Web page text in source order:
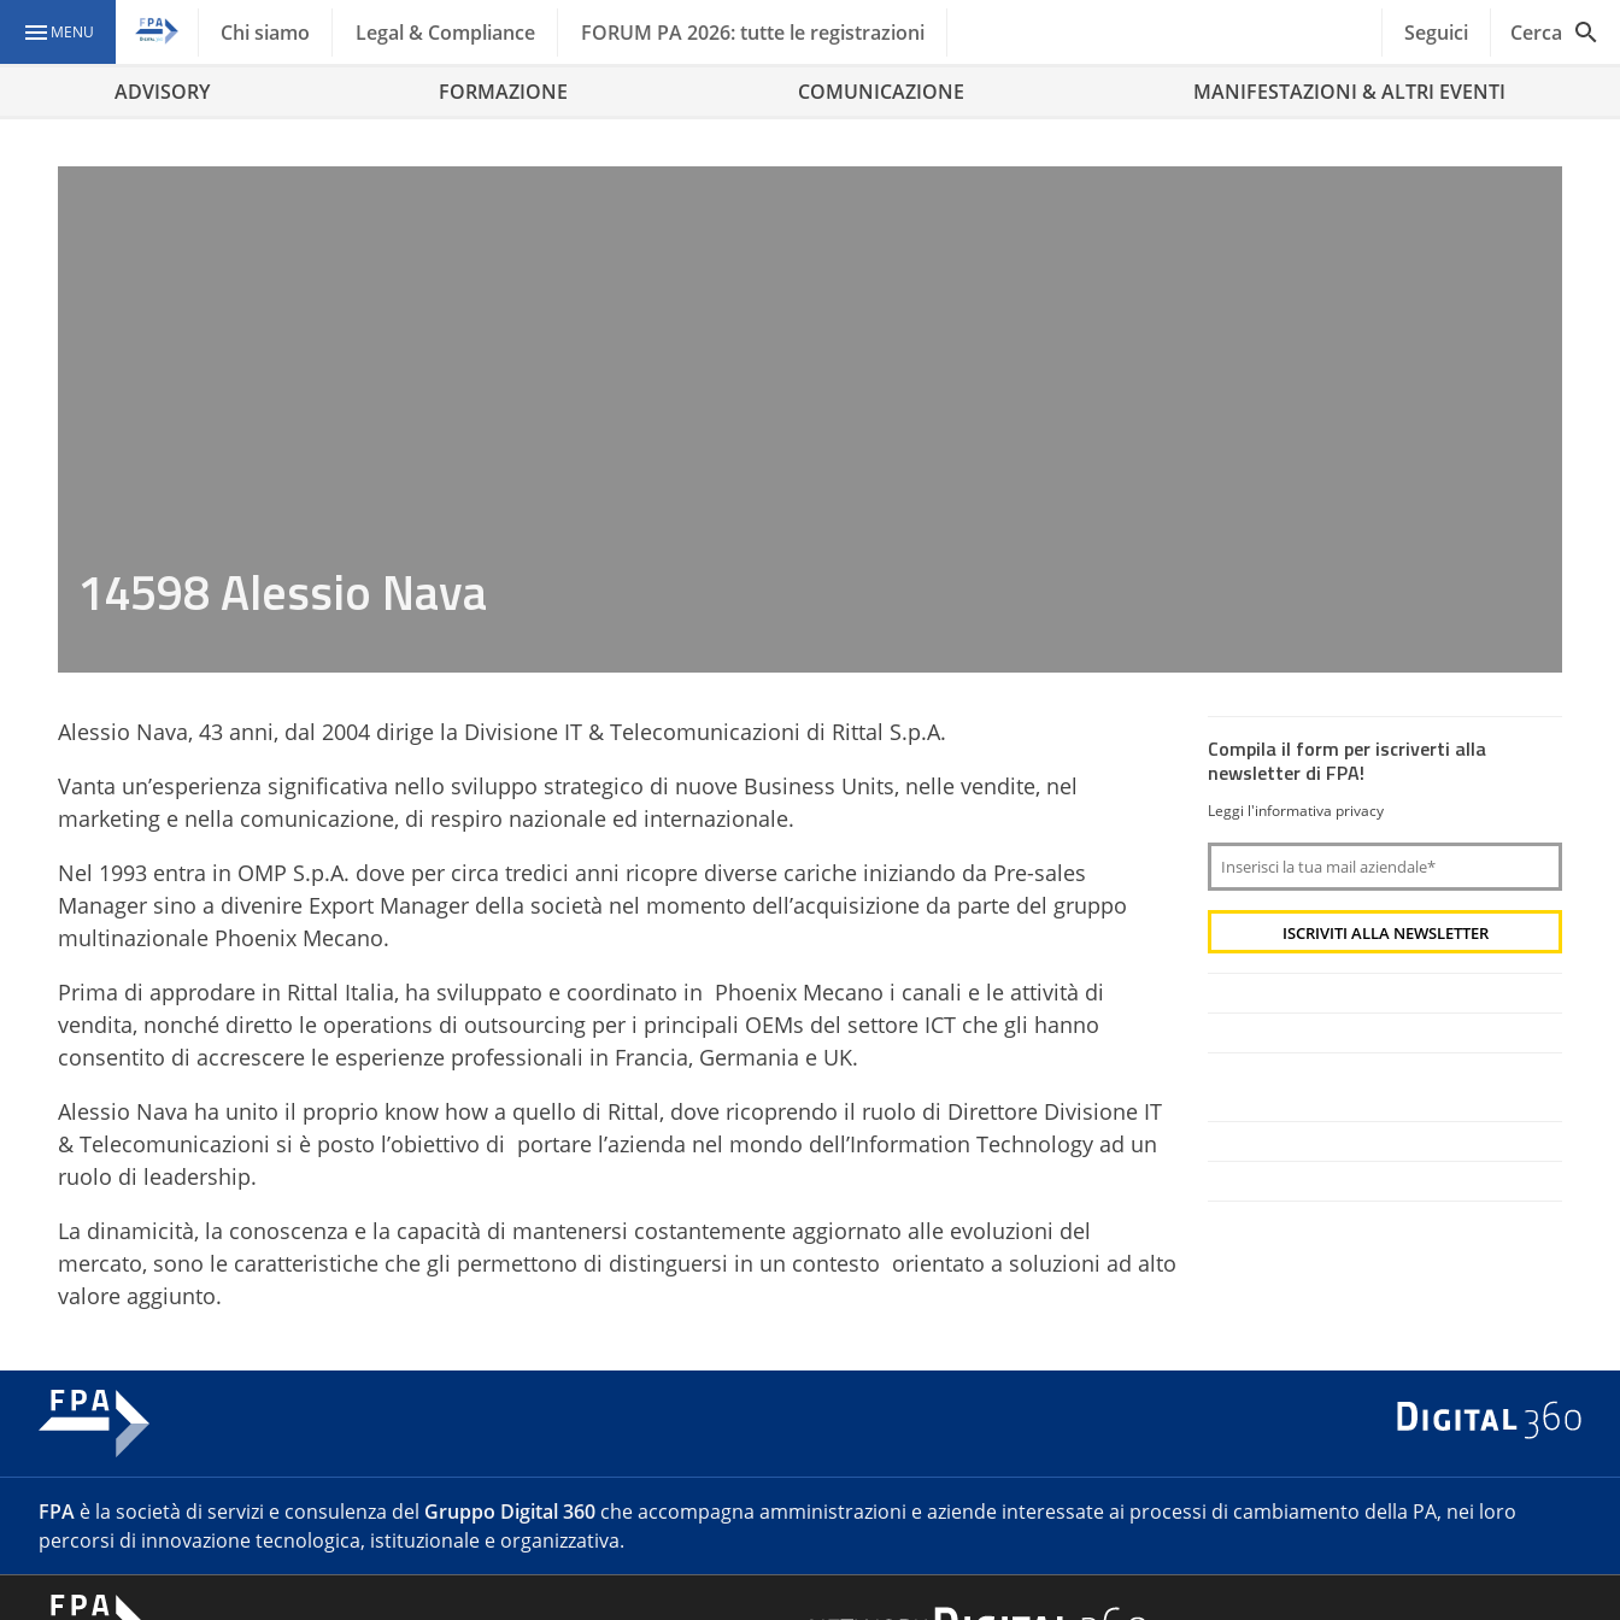
MENU Chi siamo Legal & Compliance FORUM PA 2026: tutte le registrazioni Seguici Cerca
ADVISORY FORMAZIONE COMUNICAZIONE MANIFESTAZIONI & ALTRI EVENTI
14598 Alessio Nava
Alessio Nava, 43 anni, dal 2004 dirige la Divisione IT & Telecomunicazioni di Rittal S.p.A.
Vanta un’esperienza significativa nello sviluppo strategico di nuove Business Units, nelle vendite, nel
marketing e nella comunicazione, di respiro nazionale ed internazionale.
Nel 1993 entra in OMP S.p.A. dove per circa tredici anni ricopre diverse cariche iniziando da Pre-sales
Manager sino a divenire Export Manager della società nel momento dell’acquisizione da parte del gruppo
multinazionale Phoenix Mecano.
Prima di approdare in Rittal Italia, ha sviluppato e coordinato in Phoenix Mecano i canali e le attività di
vendita, nonché diretto le operations di outsourcing per i principali OEMs del settore ICT che gli hanno
consentito di accrescere le esperienze professionali in Francia, Germania e UK.
Alessio Nava ha unito il proprio know how a quello di Rittal, dove ricoprendo il ruolo di Direttore Divisione IT
& Telecomunicazioni si è posto l’obiettivo di portare l’azienda nel mondo dell’Information Technology ad un
ruolo di leadership.
La dinamicità, la conoscenza e la capacità di mantenersi costantemente aggiornato alle evoluzioni del
mercato, sono le caratteristiche che gli permettono di distinguersi in un contesto orientato a soluzioni ad alto
valore aggiunto.
Compila il form per iscriverti alla
newsletter di FPA!
Leggi l'informativa privacy
FPA è la società di servizi e consulenza del Gruppo Digital 360 che accompagna amministrazioni e aziende interessate ai processi di cambiamento della PA, nei loro
percorsi di innovazione tecnologica, istituzionale e organizzativa.